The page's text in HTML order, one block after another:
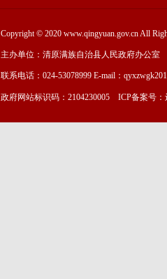
Copyright © 2020 www.qingyuan.gov.cn All
主办单位：清原满族自治县人民政府办公室
联系电话：024-53078999 E-mail：
政府网站标识码：2104230005 ICP备案号：